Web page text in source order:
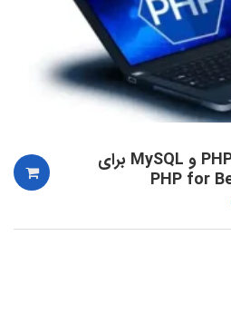
آموزش صفر تا صد زبان PHP و MySQL برای